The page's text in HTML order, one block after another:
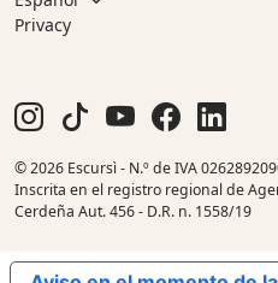
Privacy
© 2026 Escursì - N.º de IVA
Inscrita en el registro regional de
Cerdeña Aut. 456 - D.R. n. 1558/19